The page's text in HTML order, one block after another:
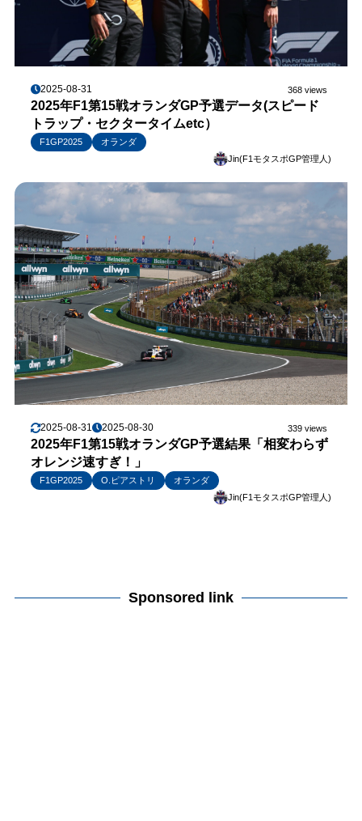
2025-08-31 368 views
2025年F1第15戦オランダGP予選データ(スピード
トラップ・セクタータイムetc）
F1GP2025
オランダ
Jin(F1モタスポGP管理人)
2025-08-31 2025-08-30 339 views
2025年F1第15戦オランダGP予選結果「相変わらず
オレンジ速すぎ！」
F1GP2025 O.ピアストリ
オランダ
Jin(F1モタスポGP管理人)
Sponsored link